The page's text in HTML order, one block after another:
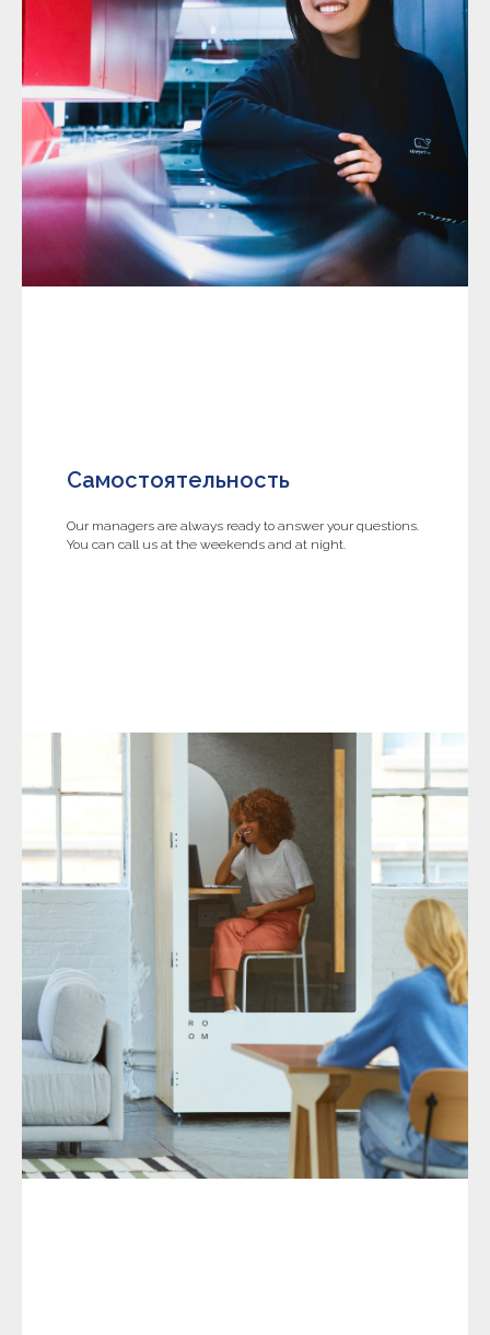
Самостоятельность
Our managers are always ready to answer your questions.
You can call us at the weekends and at night.